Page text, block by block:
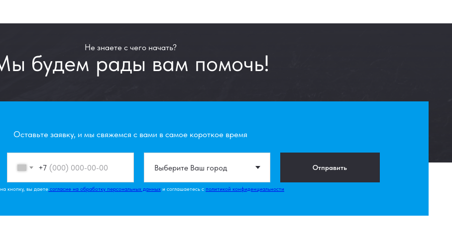
Не знаете с чего начать?
будем рады вам помочь!
Оставьте заявку, и мы свяжемся с вами в самое короткое время
+7 Отправить
кнопку, вы даете согласие на обработку персональных данных и соглашаетесь c политикой конфиденциальности